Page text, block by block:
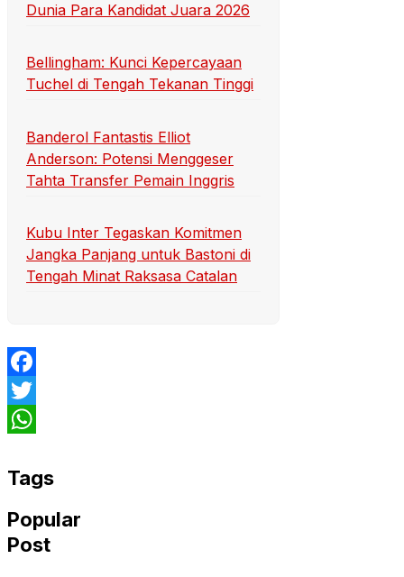
Dunia Para Kandidat Juara 2026
Bellingham: Kunci Kepercayaan
Tuchel di Tengah Tekanan Tinggi
Banderol Fantastis Elliot
Anderson: Potensi Menggeser
Tahta Transfer Pemain Inggris
Kubu Inter Tegaskan Komitmen
Jangka Panjang untuk Bastoni di
Tengah Minat Raksasa Catalan
Facebook
Twitter
Tags
Popular
Post